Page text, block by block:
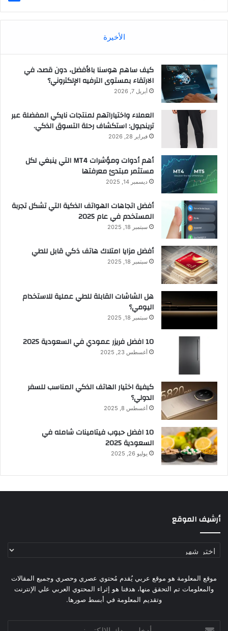
الأخيرة
كيف ساهم هوسنا بالأفضل، دون قصد، في
الارتقاء بمستوى الترفيه الإلكتروني؟
أبريل 7, 2026
العملاء واختياراتهم لمنتجات نايكي المفضلة عبر
ترينديول: استكشاف رحلة التسوق الذكي.
فبراير 28, 2026
أهم أدوات ومؤشرات MT4 التي ينبغي لكل
مستثمر مبتدئ معرفتها
ديسمبر 14, 2025
أفضل اتجاهات الهواتف الذكية التي تشكل تجربة
المستخدم في عام 2025
سبتمبر 18, 2025
أفضل مزايا امتلاك هاتف ذكي قابل للطي
سبتمبر 18, 2025
هل الشاشات القابلة للطي عملية للاستخدام
اليومي؟
سبتمبر 18, 2025
10 افضل فريزر عمودي​ في السعودية​ 2025
أغسطس 23, 2025
كيفية اختيار الهاتف الذكي المناسب للسفر
الدولي؟
أغسطس 8, 2025
10 افضل حبوب فيتامينات شامله​ في
السعودية 2025
يوليو 26, 2025
أرشيف الموقع
أرشيف
الموقع
موقع المعلومة هو موقع عربي يُقدم مُحتوي عصري وحصري وجميع المقالات
والمعلومات تم التحقق منها، هدفنا هو إثراء المحتوي العربي علي الإنترنت
وتقديم المعلومة في أبسط صورها.